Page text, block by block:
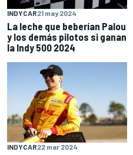
INDYCAR21 may 2024
La leche que beberían Palou
y los demás pilotos si ganan
la Indy 500 2024
INDYCAR22 mar 2024